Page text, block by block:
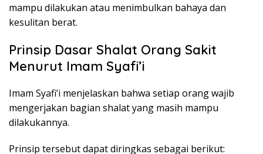
mampu dilakukan atau menimbulkan bahaya dan
kesulitan berat.
Prinsip Dasar Shalat Orang Sakit
Menurut Imam Syafi’i
Imam Syafi’i menjelaskan bahwa setiap orang wajib
mengerjakan bagian shalat yang masih mampu
dilakukannya.
Prinsip tersebut dapat diringkas sebagai berikut: